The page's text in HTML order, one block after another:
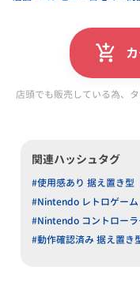
店頭でも販売している為、
関連ハッシュタグ
#使用感あり 据え置き型
#Nintendo レトロゲーム
#Nintendo コントローラ
#動作確認済み 据え置き